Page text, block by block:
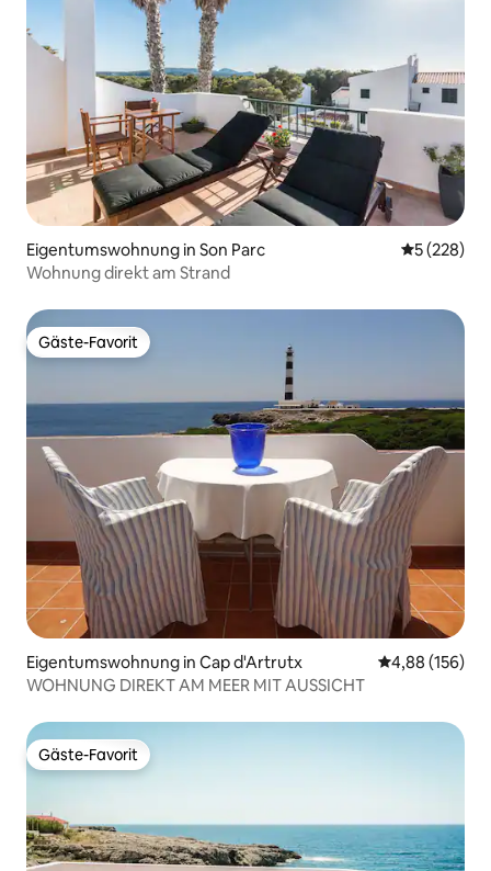
Eigentumswohnung in Son Parc
5 (228)
Wohnung direkt am Strand
Gäste-Favorit
Gäste-Favorit
Eigentumswohnung in Cap d'Artrutx
4,88 (156)
WOHNUNG DIREKT AM MEER MIT AUSSICHT
Gäste-Favorit
Gäste-Favorit